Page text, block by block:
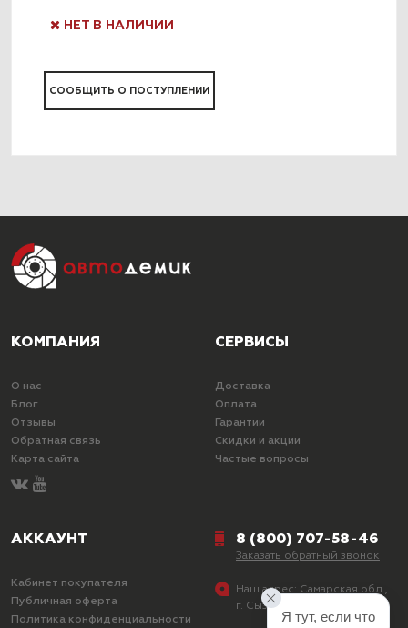
НЕТ В НАЛИЧИИ
СООБЩИТЬ О ПОСТУПЛЕНИИ
КОМПАНИЯ
О нас
Блог
Отзывы
Обратная связь
Карта сайта
СЕРВИСЫ
Доставка
Оплата
Гарантии
Скидки и акции
Частые вопросы
АККАУНТ
Кабинет покупателя
Публичная оферта
Политика конфиденциальности
8 (800) 707-58-46
Заказать обратный звонок
Наш адрес: Самарская обл.,
г. Сызрань, ул. Лазо, д. 25
Я тут, если что